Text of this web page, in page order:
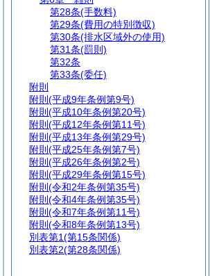
第28条(手数料)
第29条(費用の特別徴収)
第30条(排水区域外の使用)
第31条(罰則)
第32条
第33条(委任)
附則
附則 (平成9年条例第9号)
附則 (平成10年条例第20号)
附則 (平成12年条例第11号)
附則 (平成13年条例第29号)
附則 (平成25年条例第7号)
附則 (平成26年条例第2号)
附則 (平成29年条例第15号)
附則 (令和2年条例第35号)
附則 (令和4年条例第35号)
附則 (令和7年条例第11号)
附則 (令和8年条例第13号)
別表第1(第15条関係)
別表第2(第28条関係)